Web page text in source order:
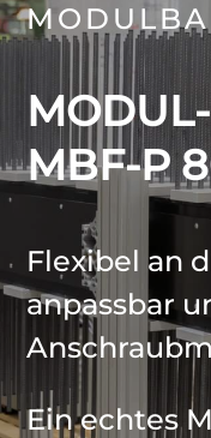
MBF-P
Flexibel an
anpassbar
Ein echtes